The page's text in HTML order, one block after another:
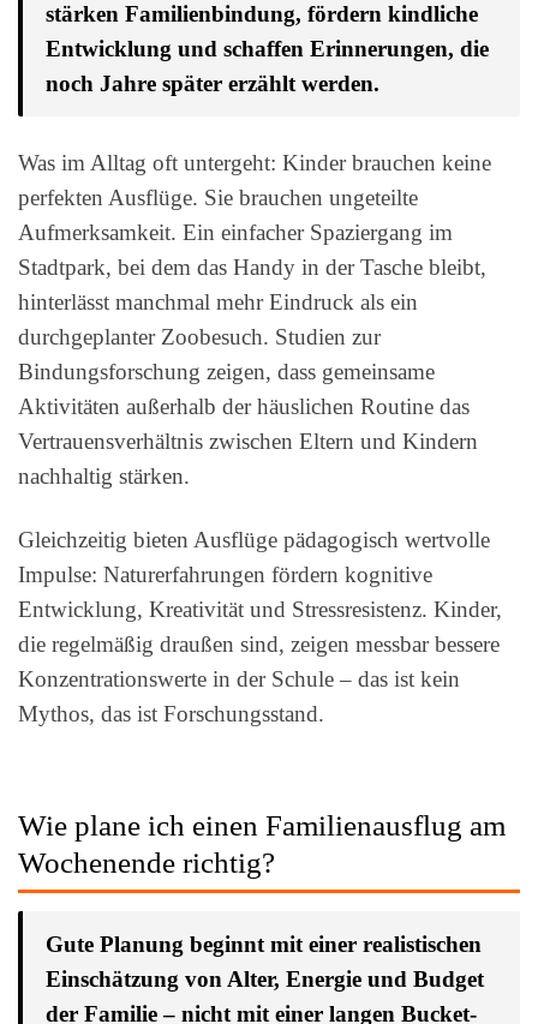
stärken Familienbindung, fördern kindliche
Entwicklung und schaffen Erinnerungen, die
noch Jahre später erzählt werden.
Was im Alltag oft untergeht: Kinder brauchen keine
perfekten Ausflüge. Sie brauchen ungeteilte
Aufmerksamkeit. Ein einfacher Spaziergang im
Stadtpark, bei dem das Handy in der Tasche bleibt,
hinterlässt manchmal mehr Eindruck als ein
durchgeplanter Zoobesuch. Studien zur
Bindungsforschung zeigen, dass gemeinsame
Aktivitäten außerhalb der häuslichen Routine das
Vertrauensverhältnis zwischen Eltern und Kindern
nachhaltig stärken.
Gleichzeitig bieten Ausflüge pädagogisch wertvolle
Impulse: Naturerfahrungen fördern kognitive
Entwicklung, Kreativität und Stressresistenz. Kinder,
die regelmäßig draußen sind, zeigen messbar bessere
Konzentrationswerte in der Schule – das ist kein
Mythos, das ist Forschungsstand.
Wie plane ich einen Familienausflug am
Wochenende richtig?
Gute Planung beginnt mit einer realistischen
Einschätzung von Alter, Energie und Budget
der Familie – nicht mit einer langen Bucket-